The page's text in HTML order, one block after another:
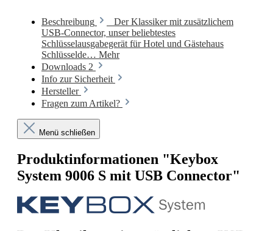
Beschreibung
Der Klassiker mit zusätzlichem
USB-Connector, unser beliebtestes
Schlüsselausgabegerät für Hotel und Gästehaus
Schlüsselde… Mehr
Downloads 2
Info zur Sicherheit
Hersteller
Fragen zum Artikel?
Menü schließen
Produktinformationen "Keybox
System 9006 S mit USB Connector"